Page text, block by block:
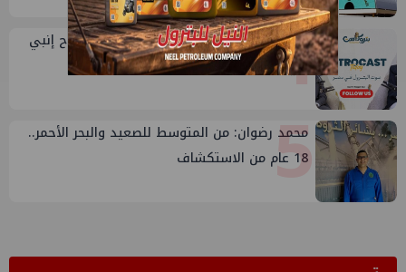
4
طارق محمد عبدالحافظ يتحدث عن قصة نجاح إنبي
في بتروكاست
5
محمد رضوان: من المتوسط للصعيد والبحر الأحمر..
18 عام من الاستكشاف